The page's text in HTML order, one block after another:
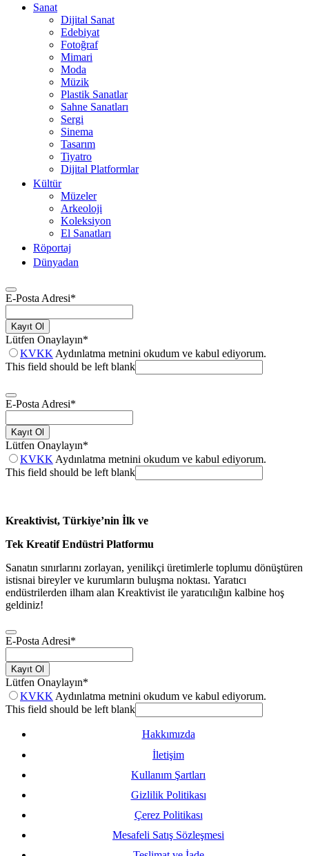
Sanat
Dijital Sanat
Edebiyat
Fotoğraf
Mimari
Moda
Müzik
Plastik Sanatlar
Sahne Sanatları
Sergi
Sinema
Tasarım
Tiyatro
Dijital Platformlar
Kültür
Müzeler
Arkeoloji
Koleksiyon
El Sanatları
Röportaj
Dünyadan
E-Posta Adresi*
Kayıt Ol
Lütfen Onaylayın*
KVKK Aydınlatma metnini okudum ve kabul ediyorum.
This field should be left blank
E-Posta Adresi*
Kayıt Ol
Lütfen Onaylayın*
KVKK Aydınlatma metnini okudum ve kabul ediyorum.
This field should be left blank
Kreaktivist, Türkiye’nin İlk ve
Tek Kreatif Endüstri Platformu
Sanatın sınırlarını zorlayan, yenilikçi üretimlerle toplumu dönüştüren
istisnai bireyler ve kurumların buluşma noktası. Yaratıcı
endüstrilerden ilham alan Kreaktivist ile yaratıcılığın kalbine hoş
geldiniz!
E-Posta Adresi*
Kayıt Ol
Lütfen Onaylayın*
KVKK Aydınlatma metnini okudum ve kabul ediyorum.
This field should be left blank
Hakkımızda
İletişim
Kullanım Şartları
Gizlilik Politikası
Çerez Politikası
Mesafeli Satış Sözleşmesi